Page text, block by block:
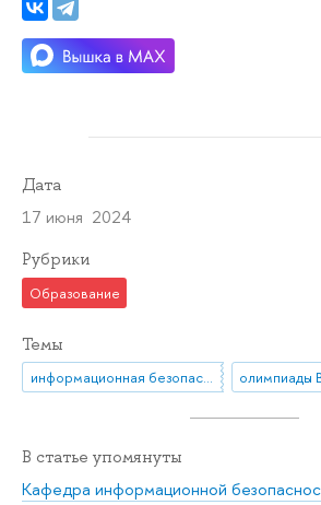
Дата
17 июня 2024
Рубрики
Образование
Темы
информационная безопасность олимпиады
В статье упомянуты
Кафедра информационной